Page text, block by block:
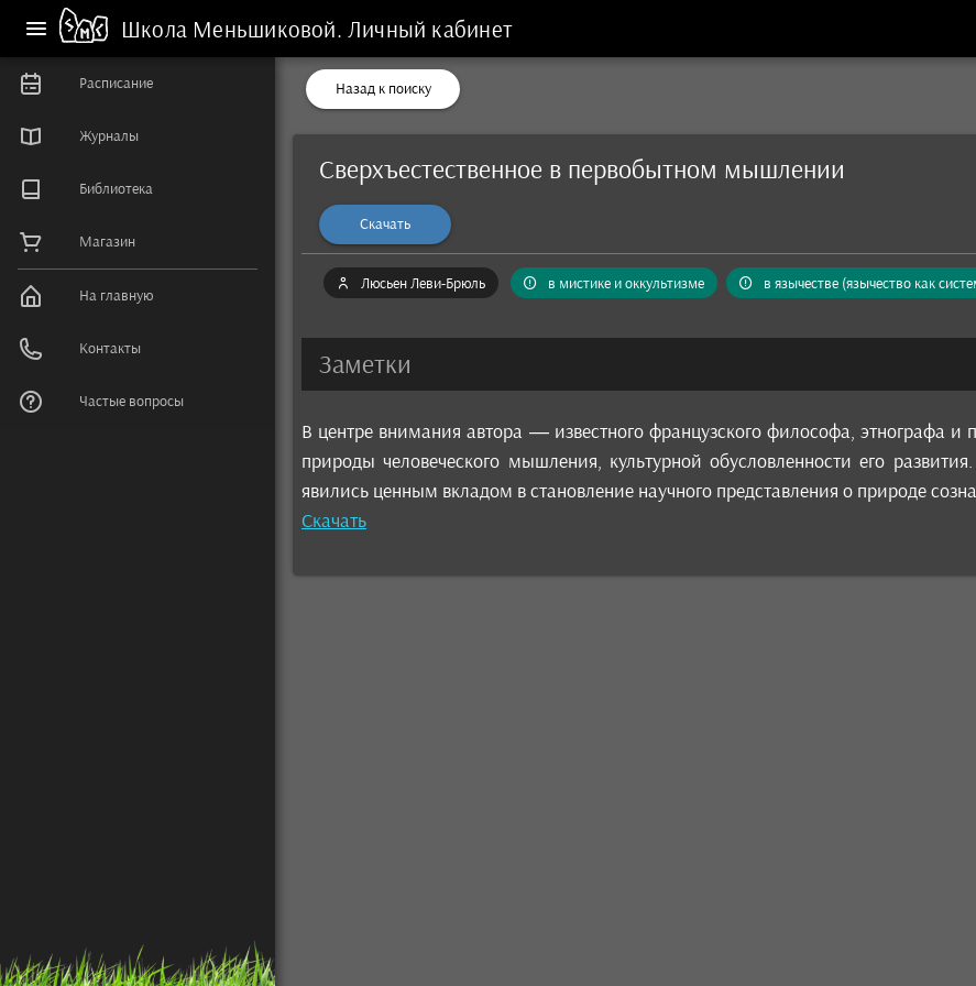
Школа Меньшиковой. Личный кабинет
Расписание
Журналы
Библиотека
Магазин
На главную
Контакты
Частые вопросы
Назад к поиску
Сверхъестественное в первобытном мышлении
Скачать
Люсьен Леви-Брюль в мистике и оккультизме в язычестве (язычество как
Заметки
В центре внимания автора — известного французского философа, этнографа
природы человеческого мышления, культурной обусловленности его
явились ценным вкладом в становление научного представления о природе
Скачать